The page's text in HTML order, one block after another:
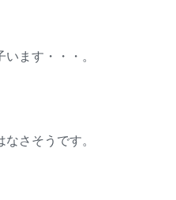
ます・・・。
さそうです。